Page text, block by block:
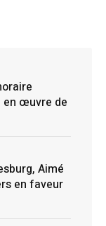
en œuvre de
Aimé
en faveur